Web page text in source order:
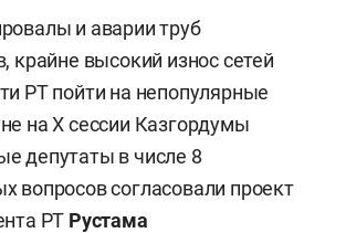
и аварии труб
крайне высокий износ сетей
РТ пойти на непопулярные
на X сессии Казгордумы
депутаты в числе 8
вопросов согласовали проект
РТ Рустама